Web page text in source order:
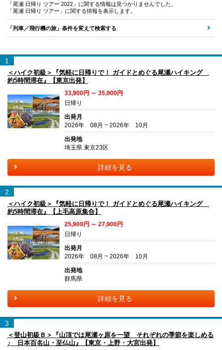
「尾瀬 日帰り ツアー 2022」に関する情報は見つかりませんでした。
「尾瀬 日帰り ツアー」に関する情報を表示します。
「列車／飛行機の旅」条件を変えて検索する
1
＜ハイク初級＞『気軽に日帰りで！ ガイドとめぐる尾瀬ハイキング
約5時間滞在』【東京出発】
33,900円 ～ 35,900円
日帰り
出発月
2026年 08月 ~ 2026年 10月
出発地
埼玉県 東京23区
詳細を見る
2
＜ハイク初級＞『気軽に日帰りで！ ガイドとめぐる尾瀬ハイキング
約5時間滞在』【上毛高原集合】
25,900円 ～ 27,900円
日帰り
出発月
2026年 08月 ~ 2026年 10月
出発地
群馬県
詳細を見る
3
＜登山初級Ｂ＞『山頂では尾瀬ヶ原を一望 それぞれの季節を楽しめる
♪ 日本百名山・至仏山』【東京・上野・大宮出発】